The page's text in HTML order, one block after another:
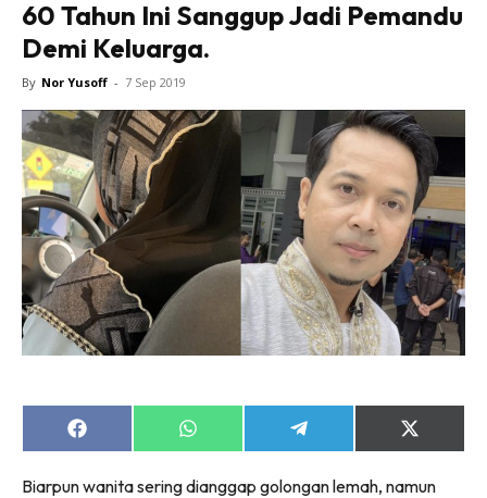
60 Tahun Ini Sanggup Jadi Pemandu
Demi Keluarga.
By Nor Yusoff - 7 Sep 2019
Share
on
Share
on
Share
on
Share
on
(Twitter)
Biarpun wanita sering dianggap golongan lemah, namun